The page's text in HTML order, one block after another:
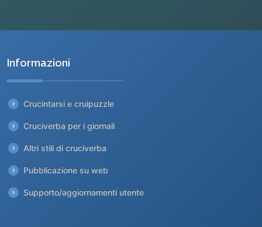
Informazioni
Crucintarsi e cruipuzzle
Cruciverba per i giornali
Altri stili di cruciverba
Pubblicazione su web
Supporto/aggiornamenti utente